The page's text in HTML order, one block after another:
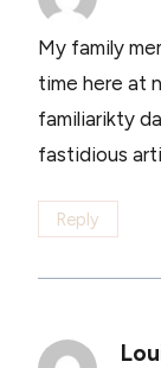
My family
time here at
familiarikty
fastidious
Reply